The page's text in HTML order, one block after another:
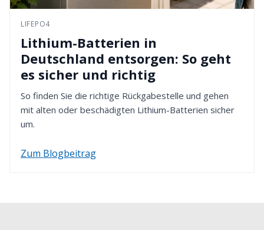
LIFEPO4
Lithium-Batterien in
Deutschland entsorgen: So geht
es sicher und richtig
So finden Sie die richtige Rückgabestelle und gehen
mit alten oder beschädigten Lithium-Batterien sicher
um.
Zum Blogbeitrag